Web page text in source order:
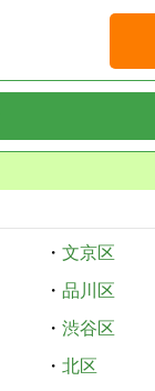
・ 文京区
・ 品川区
・ 渋谷区
・ 北区